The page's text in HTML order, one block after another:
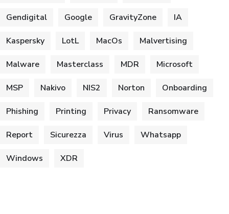
Gendigital Google GravityZone IA
Kaspersky LotL MacOs Malvertising
Malware Masterclass MDR Microsoft
MSP Nakivo NIS2 Norton Onboarding
Phishing Printing Privacy Ransomware
Report Sicurezza Virus Whatsapp
Windows XDR